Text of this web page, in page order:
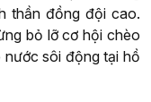
thần đồng đội cao.
bỏ lỡ cơ hội chèo
nước sôi động tại hồ